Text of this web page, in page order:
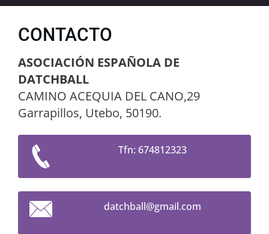
CONTACTO
ASOCIACIÓN ESPAÑOLA DE
DATCHBALL
CAMINO ACEQUIA DEL CANO,29
Garrapillos, Utebo, 50190.
Tfn: 674812323
datchball@gmail.com